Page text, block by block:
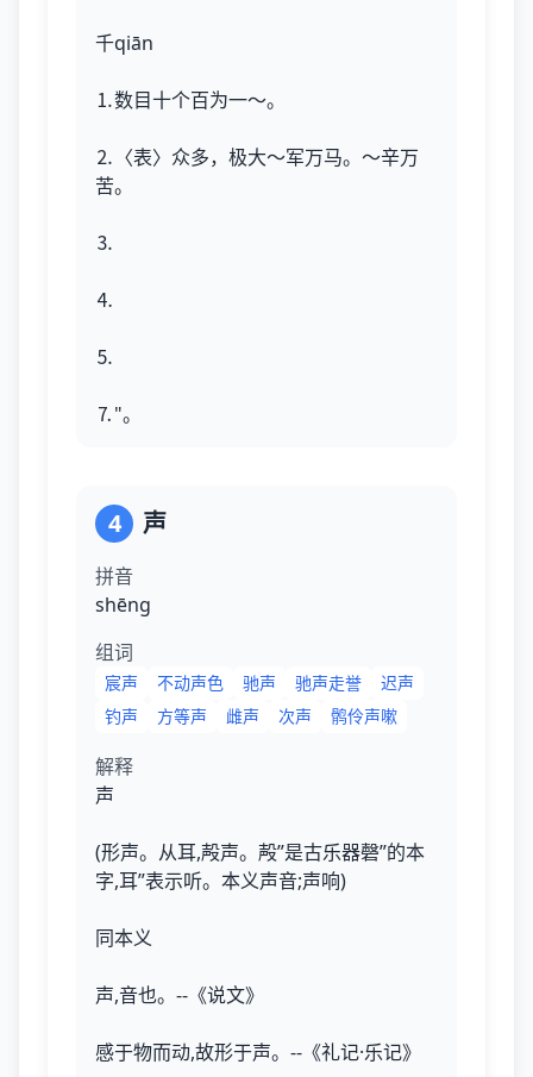
千qiān
⒈数目十个百为一～。
⒉〈表〉众多，极大～军万马。～辛万
苦。
⒊
⒋
⒌
⒎"。
4 声
拼音
shēnɡ
组词
宸声 不动声色 驰声 驰声走誉
迟声
钓声
方等声 雌声 次声 鹘伶声嗽
解释
声
(形声。从耳,殸声。殸”是古乐器磬”的本
字,耳”表示听。本义声音;声响)
同本义
声,音也。--《说文》
感于物而动,故形于声。--《礼记·乐记》